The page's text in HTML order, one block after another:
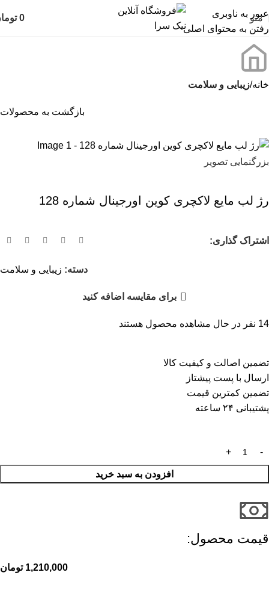
عبور به ناوبری
رفتن به محتوای اصلی
منو 0
خانه زیبایی و سلامت
بازگشت به محصولات
بزرگنمایی تصویر
رژ لب مایع لاکچری کوین اورجینال شماره 128
اشتراک گذاری:
دسته: زیبایی و سلامت
برای مقایسه اضافه کنید
14 نفر در حال مشاهده محصول هستند
تضمین اصالت و کیفیت کالا
ارسال با پست پیشتاز
تضمین کمترین قیمت
پشتیبانی ۲۴ ساعته
افزودن به سبد خرید
قیمت محصول:​
1,210,000 تومان